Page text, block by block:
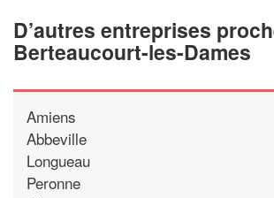
D’autres entreprises
Berteaucourt-les-Dames
Amiens
Abbeville
Longueau
Peronne